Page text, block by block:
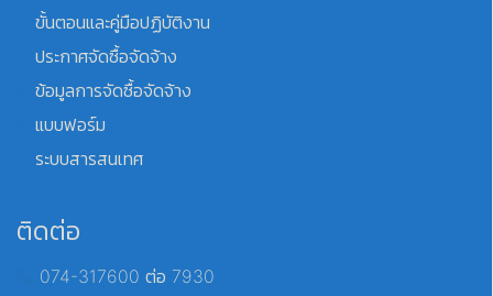
ขั้นตอนและคู่มือปฏิบัติงาน
ประกาศจัดซื้อจัดจ้าง
ข้อมูลการจัดซื้อจัดจ้าง
แบบฟอร์ม
ระบบสารสนเทศ
ติดต่อ
074-317600 ต่อ 7930